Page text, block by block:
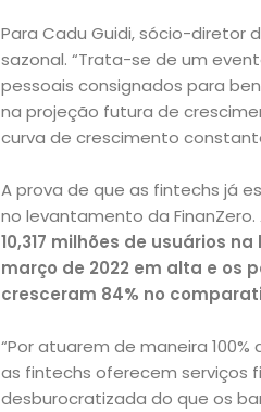
e
Qualidade
de
Vida
Sexualidade
Variedades
Buscar
Para Cadu Guidi, sócio-diretor
sazonal. “Trata-se de um
pessoais consignados para
na projeção futura de
curva de crescimento
A prova de que as fintechs já
no levantamento da
10,317 milhões de usuários
março de 2022 em alta e os
cresceram 84% no
“Por atuarem de maneira
as fintechs oferecem serviços
desburocratizada do que os